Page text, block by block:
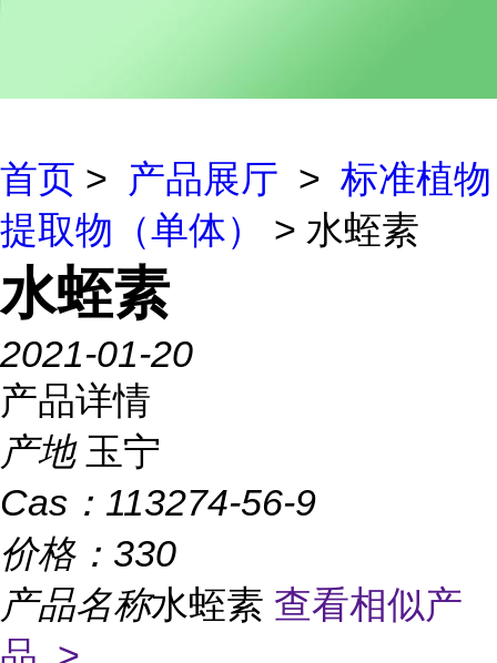
首页 > 产品展厅 > 标准植物
提取物（单体）
> 水蛭素
水蛭素
2021-01-20
产品详情
产地 玉宁
Cas： 113274-56-9
价格： 330
产品名称水蛭素 查看相似产